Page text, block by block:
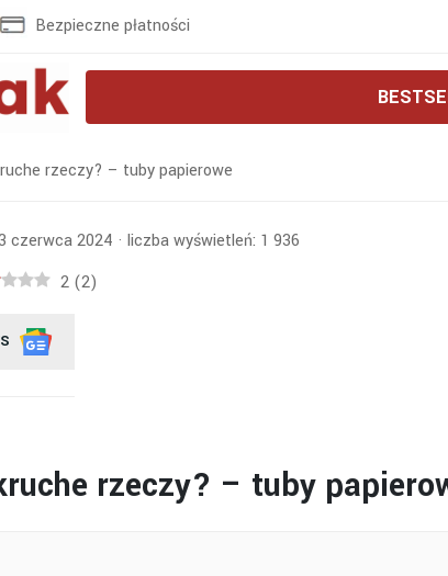
Bezpieczne płatności
rzeczy? – tuby papierowe
czerwca 2024 · liczba wyświetleń: 1 936
2 (2)
rzeczy? – tuby